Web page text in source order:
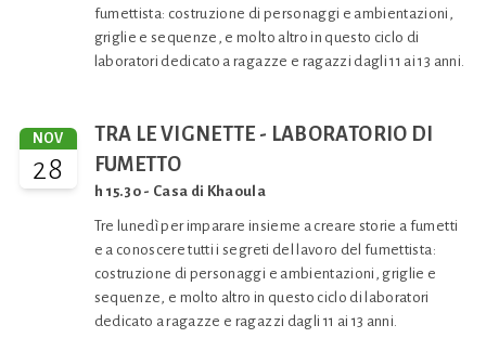
fumettista: costruzione di personaggi e ambientazioni,
griglie e sequenze, e molto altro in questo ciclo di
laboratori dedicato a ragazze e ragazzi dagli 11 ai 13 anni.
NOV
28
TRA LE VIGNETTE - LABORATORIO DI
FUMETTO
h 15.30 - Casa di Khaoula
Tre lunedì per imparare insieme a creare storie a fumetti
e a conoscere tutti i segreti del lavoro del fumettista:
costruzione di personaggi e ambientazioni, griglie e
sequenze, e molto altro in questo ciclo di laboratori
dedicato a ragazze e ragazzi dagli 11 ai 13 anni.